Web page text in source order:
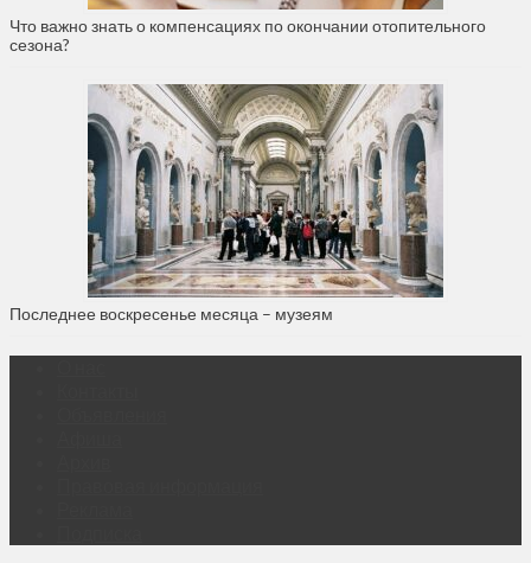
Что важно знать о компенсациях по окончании отопительного
сезона?
Последнее воскресенье месяца – музеям